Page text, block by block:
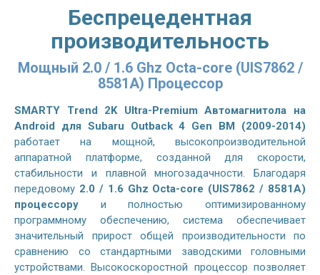
Беспрецедентная
производительность
Мощный 2.0 / 1.6 Ghz Octa-core (UIS7862 /
8581A) Процессор
SMARTY Trend 2K Ultra-Premium Автомагнитола на
Android для Subaru Outback 4 Gen BM (2009-2014)
работает на мощной, высокопроизводительной
аппаратной платформе, созданной для скорости,
стабильности и плавной многозадачности. Благодаря
передовому 2.0 / 1.6 Ghz Octa-core (UIS7862 / 8581A)
процессору и полностью оптимизированному
программному обеспечению, система обеспечивает
значительный прирост общей производительности по
сравнению со стандартными заводскими головными
устройствами. Высокоскоростной процессор позволяет